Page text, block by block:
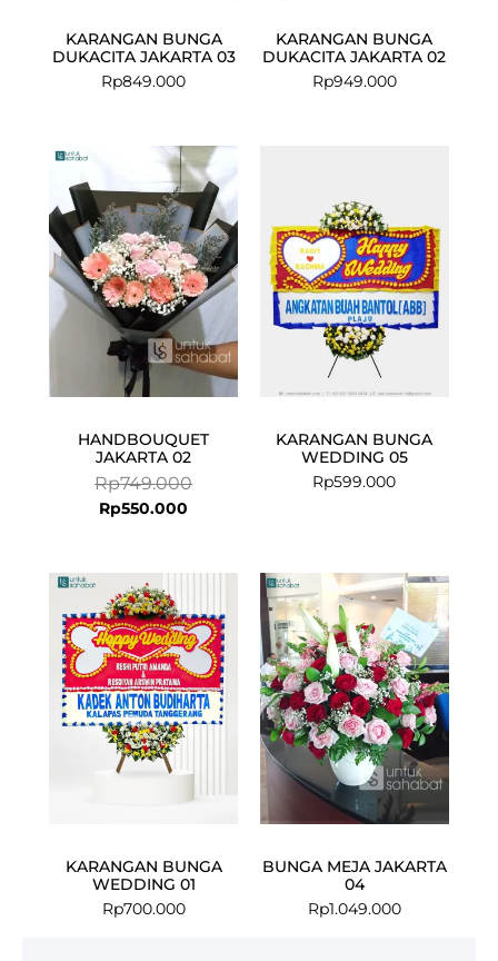
KARANGAN BUNGA
DUKACITA JAKARTA 03
Rp849.000
KARANGAN BUNGA
DUKACITA JAKARTA 02
Rp949.000
HANDBOUQUET
JAKARTA 02
Rp749.000
Original
price
was:
Rp749.000.
Rp550.000
Current
price
is:
Rp550.000.
KARANGAN BUNGA
WEDDING 05
Rp599.000
KARANGAN BUNGA
WEDDING 01
Rp700.000
BUNGA MEJA JAKARTA
04
Rp1.049.000